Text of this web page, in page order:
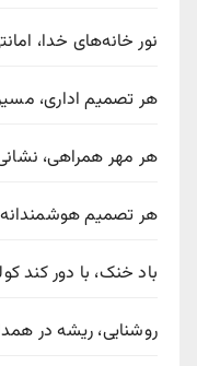
نور خانه‌های خدا،
هر تصمیم اداری،
هر مهر همراهی،
هر تصمیم هوشمندانه،
باد خنک، با دور کند
روشنایی، ریشه در